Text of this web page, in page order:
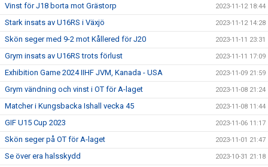
Vinst för J18 borta mot Grästorp 2023-11-12 18:44
Stark insats av U16RS i Växjö 2023-11-12 14:28
Skön seger med 9-2 mot Kållered för J20 2023-11-11 23:31
Grym insats av U16RS trots förlust 2023-11-11 17:09
Exhibition Game 2024 IIHF JVM, Kanada - USA 2023-11-09 21:59
Grym vändning och vinst i OT för A-laget 2023-11-08 21:24
Matcher i Kungsbacka Ishall vecka 45 2023-11-08 11:44
GIF U15 Cup 2023 2023-11-06 11:17
Skön seger på OT för A-laget 2023-11-01 21:47
Se över era halsskydd 2023-10-31 21:18